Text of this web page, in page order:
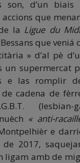
son, d’un biais
que
la Ligue du
que veniá
» d’al pè
un supermercat
e las romplir
cadena de
(lesbian-
« anti-
e
2017,
ligam amb de